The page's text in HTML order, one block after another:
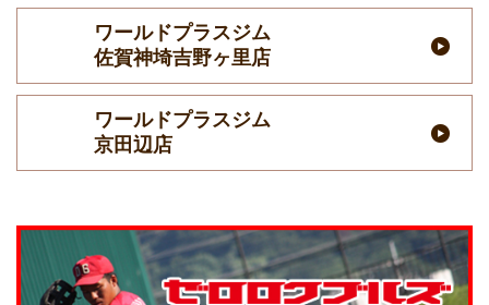
ワールドプラスジム
佐賀神埼吉野ヶ里店
ワールドプラスジム
京田辺店